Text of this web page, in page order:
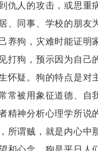
仇人的攻击，或思重
、同事、学校的朋友
养狗，灾难时能证明
打狗，预示因为自己
怀疑。狗的特点是对
常被用象征道德、自
精神分析心理学所说
所谓贼，就是内心中